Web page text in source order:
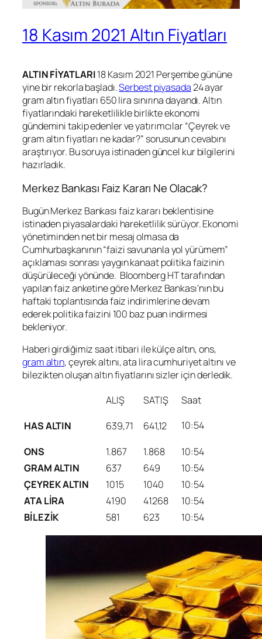
18 Kasım 2021 Altın Fiyatları
ALTIN FİYATLARI18 Kasım 2021 Perşembe gününe
yine bir rekorla başladı.Serbest piyasada24 ayar
gram altın fiyatları 650 lira sınırına dayandı. Altın
fiyatlarındaki hareketlilikle birlikte ekonomi
gündemini takip edenler ve yatırımcılar “Çeyrek ve
gram altın fiyatları ne kadar?” sorusunun cevabını
araştırıyor. Bu soruya istinaden güncel kur bilgilerini
hazırladık.
Merkez Bankası Faiz Kararı Ne Olacak?
Bugün Merkez Bankası faiz kararı beklentisine
istinaden piyasalardaki hareketlilik sürüyor. Ekonomi
yönetiminden net bir mesaj olmasa da
Cumhurbaşkanının “faizi savunanla yol yürümem”
açıklaması sonrası yaygın kanaat politika faizinin
düşürüleceği yönünde. Bloomberg HT tarafından
yapılan faiz anketine göre Merkez Bankası’nın bu
haftaki toplantısında faiz indirimlerine devam
ederek politika faizini 100 baz puan indirmesi
bekleniyor.
Haberi girdiğimiz saat itibari ile külçe altın, ons,
gram altın, çeyrek altını, ata lira cumhuriyet altını ve
bilezikten oluşan altın fiyatlarını sizler için derledik.
ALIŞ
SATIŞ
Saat
HAS ALTIN
639,71 641,12 10:54
ONS 1.867 1.868
10:54
GRAM ALTIN
637 649
10:54
ÇEYREK ALTIN
1015 1040
10:54
ATA LİRA
4190 41268
10:54
BİLEZİK
581 623 10:54